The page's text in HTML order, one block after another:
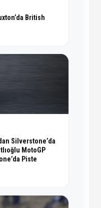
British
Silverstone’da
MotoGP
Piste